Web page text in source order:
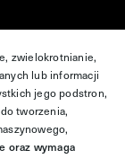
zwielokrotnianie,
lub informacji
jego podstron,
tworzenia,
oraz wymaga